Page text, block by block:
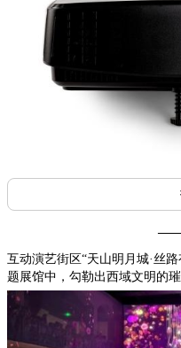
——
互动演艺街区“天山明月城·丝
题展馆中，勾勒出西域文明的